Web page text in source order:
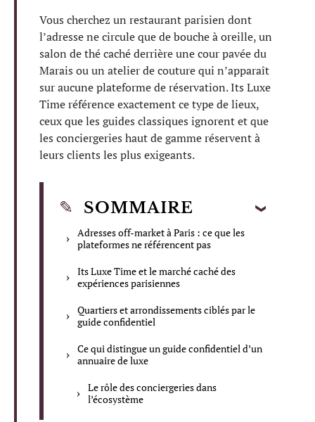
Vous cherchez un restaurant parisien dont
l’adresse ne circule que de bouche à oreille, un
salon de thé caché derrière une cour pavée du
Marais ou un atelier de couture qui n’apparaît
sur aucune plateforme de réservation. Its Luxe
Time référence exactement ce type de lieux,
ceux que les guides classiques ignorent et que
les conciergeries haut de gamme réservent à
leurs clients les plus exigeants.
SOMMAIRE
Adresses off-market à Paris : ce que les
plateformes ne référencent pas
Its Luxe Time et le marché caché des
expériences parisiennes
Quartiers et arrondissements ciblés par le
guide confidentiel
Ce qui distingue un guide confidentiel d’un
annuaire de luxe
Le rôle des conciergeries dans
l’écosystème